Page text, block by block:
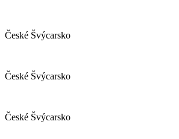
České Švýcarsko
České Švýcarsko
České Švýcarsko